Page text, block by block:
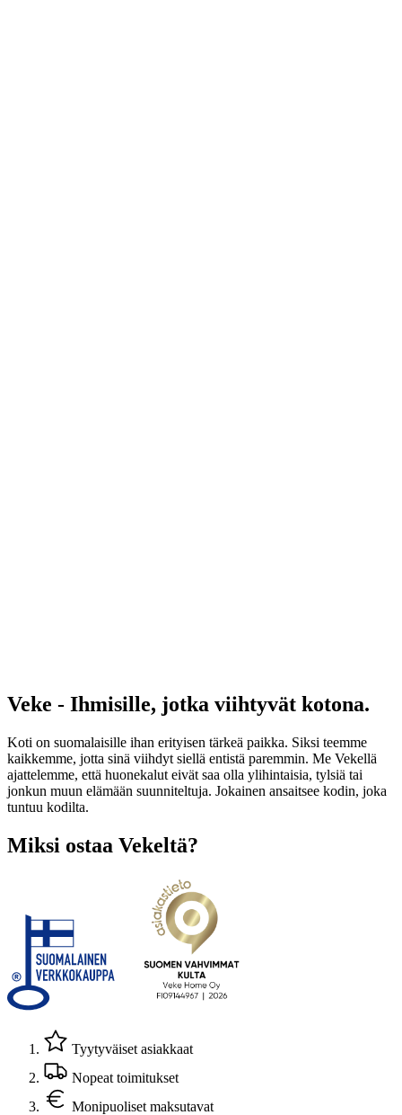
Veke - Ihmisille, jotka viihtyvät kotona.
Koti on suomalaisille ihan erityisen tärkeä paikka. Siksi teemme
kaikkemme, jotta sinä viihdyt siellä entistä paremmin. Me Vekellä
ajattelemme, että huonekalut eivät saa olla ylihintaisia, tylsiä tai
jonkun muun elämään suunniteltuja. Jokainen ansaitsee kodin, joka
tuntuu kodilta.
Miksi ostaa Vekeltä?
Tyytyväiset asiakkaat
Nopeat toimitukset
Monipuoliset maksutavat